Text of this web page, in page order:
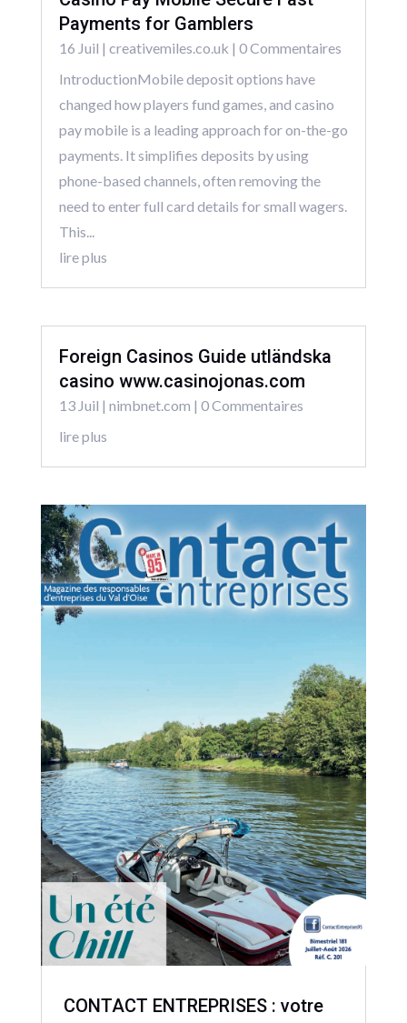
Payments for Gamblers
16 Juil | creativemiles.co.uk | 0 Commentaires
IntroductionMobile deposit options have
changed how players fund games, and casino
pay mobile is a leading approach for on-the-go
payments. It simplifies deposits by using
phone-based channels, often removing the
need to enter full card details for small wagers.
This...
lire plus
Foreign Casinos Guide utländska
casino www.casinojonas.com
13 Juil | nimbnet.com | 0 Commentaires
lire plus
CONTACT ENTREPRISES : votre